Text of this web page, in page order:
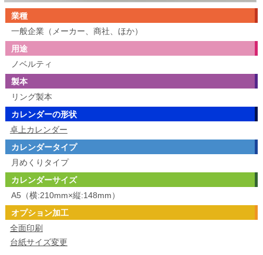
業種
一般企業（メーカー、商社、ほか）
用途
ノベルティ
製本
リング製本
カレンダーの形状
卓上カレンダー
カレンダータイプ
月めくりタイプ
カレンダーサイズ
A5（横:210mm×縦:148mm）
オプション加工
全面印刷
台紙サイズ変更